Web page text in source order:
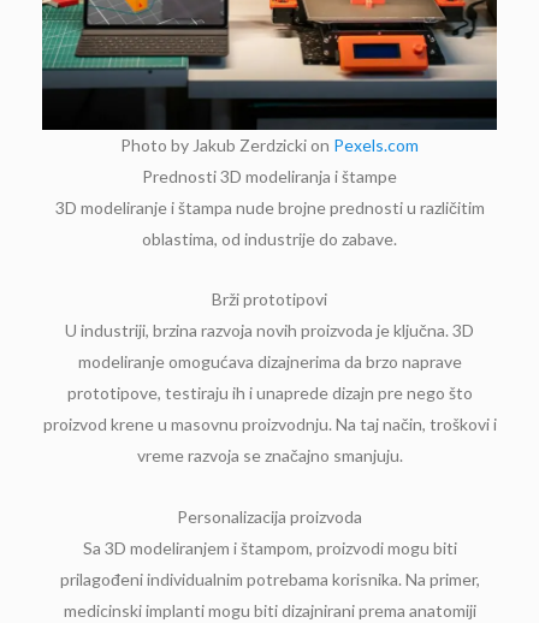
Photo by Jakub Zerdzicki on Pexels.com
Prednosti 3D modeliranja i štampe
3D modeliranje i štampa nude brojne prednosti u različitim
oblastima, od industrije do zabave.
Brži prototipovi
U industriji, brzina razvoja novih proizvoda je ključna. 3D
modeliranje omogućava dizajnerima da brzo naprave
prototipove, testiraju ih i unaprede dizajn pre nego što
proizvod krene u masovnu proizvodnju. Na taj način, troškovi i
vreme razvoja se značajno smanjuju.
Personalizacija proizvoda
Sa 3D modeliranjem i štampom, proizvodi mogu biti
prilagođeni individualnim potrebama korisnika. Na primer,
medicinski implanti mogu biti dizajnirani prema anatomiji